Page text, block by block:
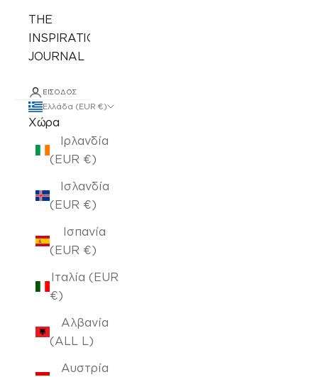
THE
INSPIRATION
JOURNAL
ΕΊΣΟΔΟΣ
Ελλάδα (EUR €)
Χώρα
Ιρλανδία
(EUR €)
Ισλανδία
(EUR €)
Ισπανία
(EUR €)
Ιταλία (EUR
€)
Αλβανία
(ALL L)
Αυστρία